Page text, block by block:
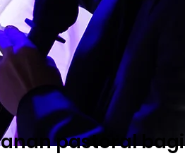
pastoral bagi